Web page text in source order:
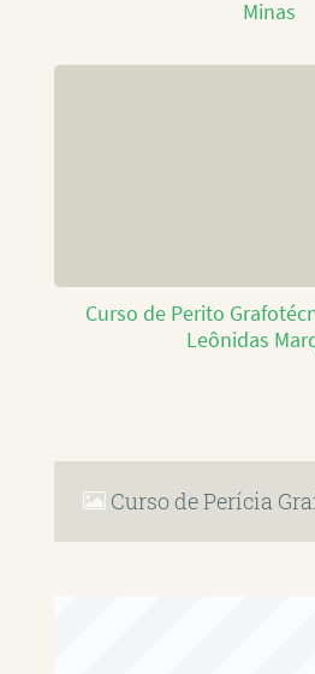
Minas
Curso de Perito
Leônidas
Curso de Perícia